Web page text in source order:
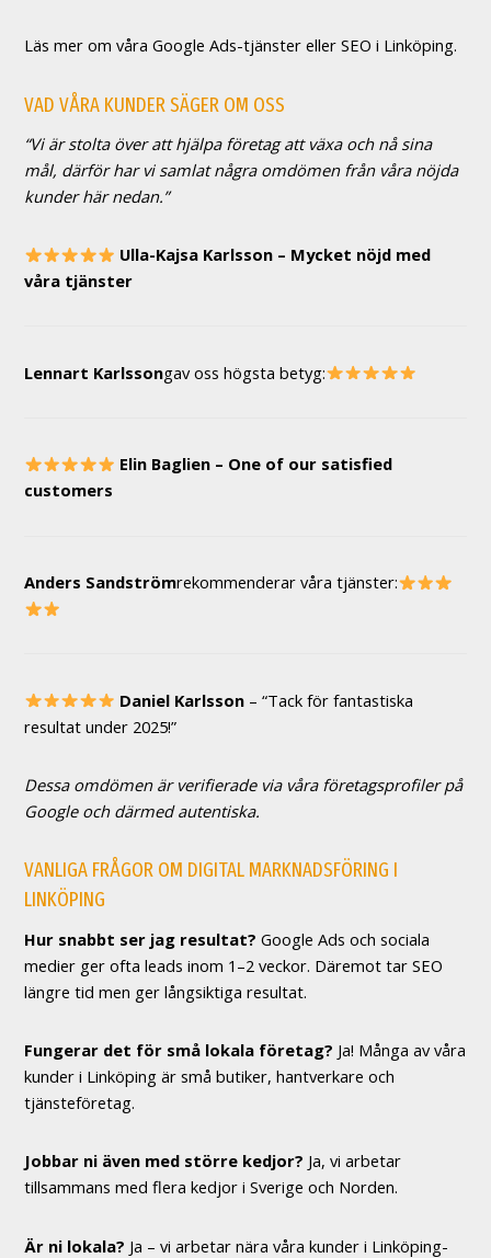
Läs mer om våra Google Ads-tjänster eller SEO i Linköping.
VAD VÅRA KUNDER SÄGER OM OSS
“Vi är stolta över att hjälpa företag att växa och nå sina
mål, därför har vi samlat några omdömen från våra nöjda
kunder här nedan.”
Ulla-Kajsa Karlsson – Mycket nöjd med
våra tjänster
Lennart Karlssongav oss högsta betyg:
Elin Baglien – One of our satisfied
customers
Anders Sandströmrekommenderar våra tjänster:
Daniel Karlsson – “Tack för fantastiska
resultat under 2025!”
Dessa omdömen är verifierade via våra företagsprofiler på
Google och därmed autentiska.
VANLIGA FRÅGOR OM DIGITAL MARKNADSFÖRING I
LINKÖPING
Hur snabbt ser jag resultat? Google Ads och sociala
medier ger ofta leads inom 1–2 veckor. Däremot tar SEO
längre tid men ger långsiktiga resultat.
Fungerar det för små lokala företag? Ja! Många av våra
kunder i Linköping är små butiker, hantverkare och
tjänsteföretag.
Jobbar ni även med större kedjor? Ja, vi arbetar
tillsammans med flera kedjor i Sverige och Norden.
Är ni lokala? Ja – vi arbetar nära våra kunder i Linköping-